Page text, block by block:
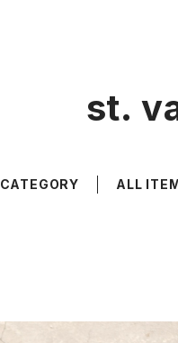
st.
CATEGORY ALL